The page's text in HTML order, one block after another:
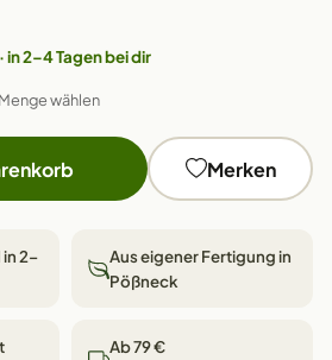
2–4 Tagen bei dir
Menge wählen
Merken
2–
Aus eigener Fertigung in
Pößneck
Ab 79 €